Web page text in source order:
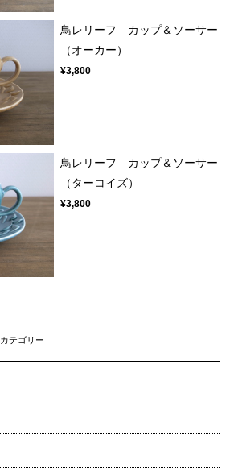
鳥レリーフ カップ＆ソーサー
（オーカー）
¥3,800
鳥レリーフ カップ＆ソーサー
（ターコイズ）
¥3,800
カテゴリー